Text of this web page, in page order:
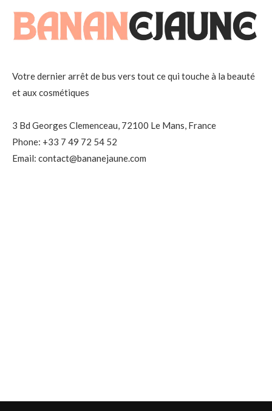
Votre dernier arrêt de bus vers tout ce qui touche à la beauté
et aux cosmétiques
3 Bd Georges Clemenceau, 72100 Le Mans, France
Phone: +33 7 49 72 54 52
Email: contact@bananejaune.com